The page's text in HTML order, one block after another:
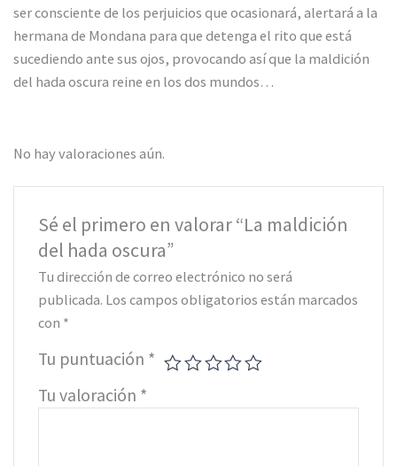
ser consciente de los perjuicios que ocasionará, alertará a la
hermana de Mondana para que detenga el rito que está
sucediendo ante sus ojos, provocando así que la maldición
del hada oscura reine en los dos mundos…
No hay valoraciones aún.
Sé el primero en valorar “La maldición
del hada oscura”
Tu dirección de correo electrónico no será
publicada. Los campos obligatorios están marcados
con *
Tu puntuación *
Tu valoración *